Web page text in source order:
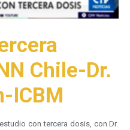
Chile-Dr.
ICBM
con tercera dosis, con Dr.